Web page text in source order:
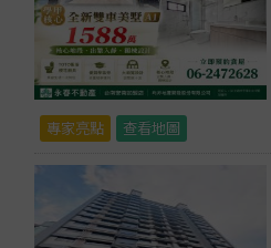
專家亮點 查看地圖